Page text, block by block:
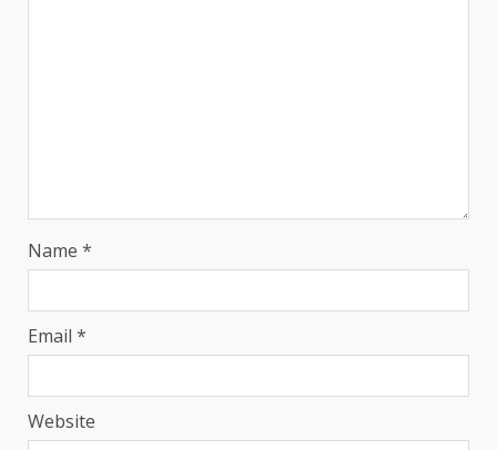
Name *
Email *
Website